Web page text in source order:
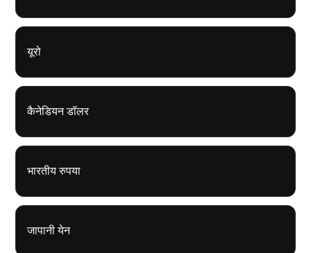
यूरो
कैनेडियन डॉलर
भारतीय रुपया
जापानी येन